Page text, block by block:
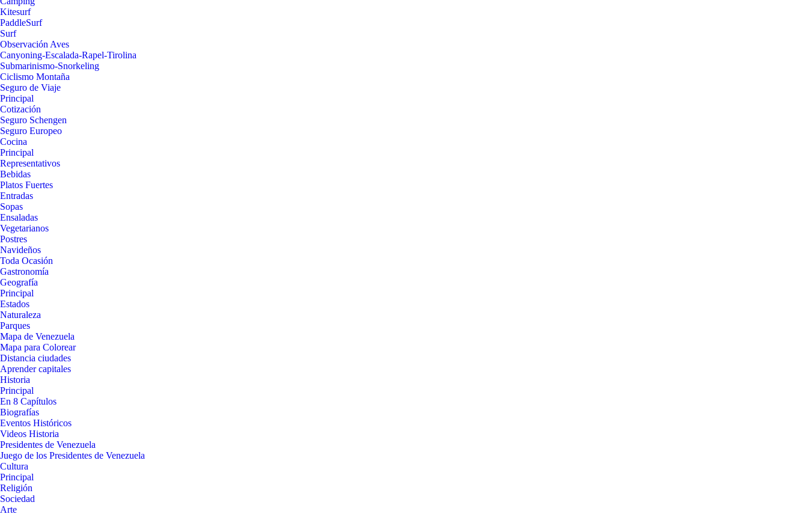
Kitesurf
PaddleSurf
Surf
Observación Aves
Canyoning-Escalada-Rapel-Tirolina
Submarinismo-Snorkeling
Ciclismo Montaña
Seguro de Viaje
Principal
Cotización
Seguro Schengen
Seguro Europeo
Cocina
Principal
Representativos
Bebidas
Platos Fuertes
Entradas
Sopas
Ensaladas
Vegetarianos
Postres
Navideños
Toda Ocasión
Gastronomía
Geografía
Principal
Estados
Naturaleza
Parques
Mapa de Venezuela
Mapa para Colorear
Distancia ciudades
Aprender capitales
Historia
Principal
En 8 Capítulos
Biografías
Eventos Históricos
Videos Historia
Presidentes de Venezuela
Juego de los Presidentes de Venezuela
Cultura
Principal
Religión
Sociedad
Arte